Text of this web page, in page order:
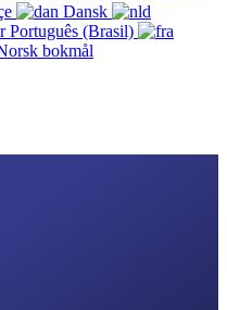
Dansk
Português (Brasil)
bokmål